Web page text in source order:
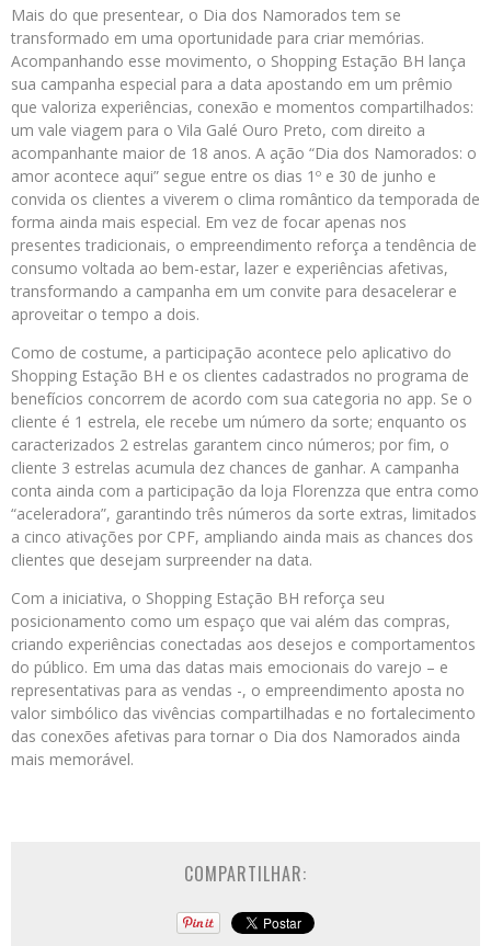
Mais do que presentear, o Dia dos Namorados tem se
transformado em uma oportunidade para criar memórias.
Acompanhando esse movimento, o Shopping Estação BH lança
sua campanha especial para a data apostando em um prêmio
que valoriza experiências, conexão e momentos compartilhados:
um vale viagem para o Vila Galé Ouro Preto, com direito a
acompanhante maior de 18 anos. A ação “Dia dos Namorados: o
amor acontece aqui” segue entre os dias 1º e 30 de junho e
convida os clientes a viverem o clima romântico da temporada de
forma ainda mais especial. Em vez de focar apenas nos
presentes tradicionais, o empreendimento reforça a tendência de
consumo voltada ao bem-estar, lazer e experiências afetivas,
transformando a campanha em um convite para desacelerar e
aproveitar o tempo a dois.
Como de costume, a participação acontece pelo aplicativo do
Shopping Estação BH e os clientes cadastrados no programa de
benefícios concorrem de acordo com sua categoria no app. Se o
cliente é 1 estrela, ele recebe um número da sorte; enquanto os
caracterizados 2 estrelas garantem cinco números; por fim, o
cliente 3 estrelas acumula dez chances de ganhar. A campanha
conta ainda com a participação da loja Florenzza que entra como
“aceleradora”, garantindo três números da sorte extras, limitados
a cinco ativações por CPF, ampliando ainda mais as chances dos
clientes que desejam surpreender na data.
Com a iniciativa, o Shopping Estação BH reforça seu
posicionamento como um espaço que vai além das compras,
criando experiências conectadas aos desejos e comportamentos
do público. Em uma das datas mais emocionais do varejo – e
representativas para as vendas -, o empreendimento aposta no
valor simbólico das vivências compartilhadas e no fortalecimento
das conexões afetivas para tornar o Dia dos Namorados ainda
mais memorável.
COMPARTILHAR: